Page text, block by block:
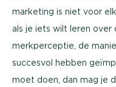
marketing is niet voor
als je iets wilt leren
merkperceptie, de
succesvol hebben
moet doen, dan mag je